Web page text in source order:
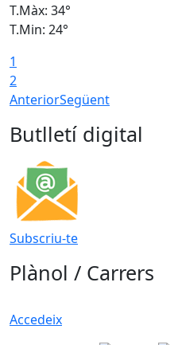
T.Màx: 34°
T.Min: 24°
1
2
AnteriorSegüent
Butlletí digital
Subscriu-te
Plànol / Carrers
Accedeix